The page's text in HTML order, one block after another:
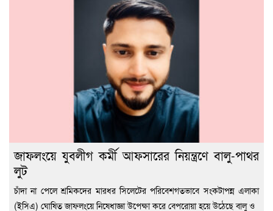
জাফলংয়ে যুবলীগ কর্মী আফসারের নিয়ন্ত্রণে বালু-পাথর
লুট
চাঁদা না পেলে শ্রমিকদের মারধর সিলেটের পরিবেশগতভাবে সংকটাপন্ন এলাকা
(ইসিএ) ঘোষিত জাফলংয়ে নিষেধাজ্ঞা উপেক্ষা করে বেপরোয়া হয়ে উঠেছে বালু ও